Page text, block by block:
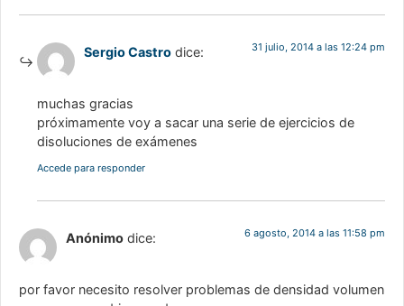
Sergio Castro dice: 31 julio, 2014 a las 12:24 pm
muchas gracias
próximamente voy a sacar una serie de ejercicios de
disoluciones de exámenes
Accede para responder
Anónimo dice: 6 agosto, 2014 a las 11:58 pm
por favor necesito resolver problemas de densidad volumen